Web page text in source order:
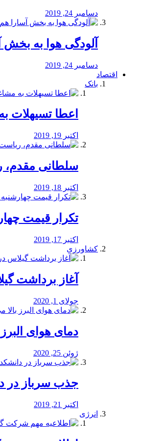
دسامبر 24, 2019
آلودگی هوا به
دسامبر 24, 2019
اقتصاد
بانک
️اعطا تسیهلات
اکتبر 19, 2019
سلطانی مقدم،
اکتبر 18, 2019
تکرار قیمت
اکتبر 17, 2019
کشاورزی
آغاز برداشت
جولای 1, 2020
دمای هوای
ژوئن 25, 2020
جذب سرباز در
اکتبر 21, 2019
انرژی